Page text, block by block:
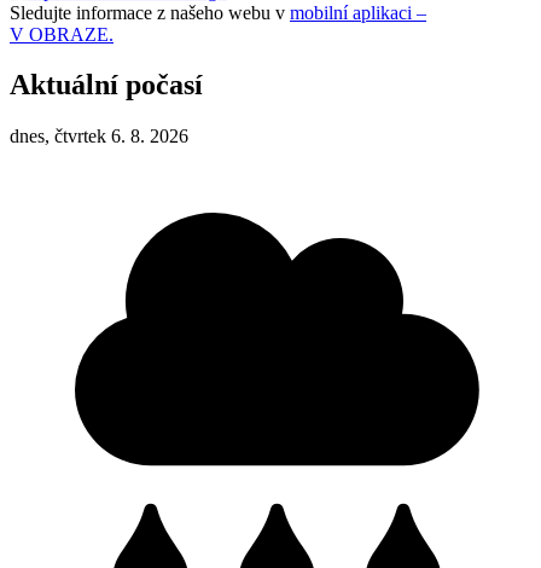
Sledujte informace z našeho webu v mobilní aplikaci –
V OBRAZE.
Aktuální počasí
dnes, čtvrtek 6. 8. 2026